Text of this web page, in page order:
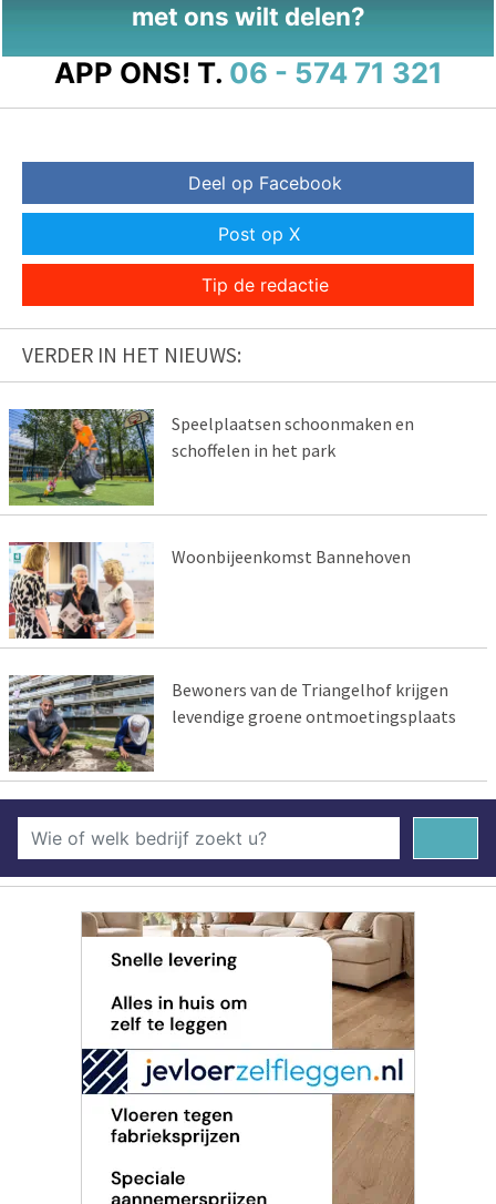
met ons wilt delen?
APP ONS! T. 06 - 574 71 321
Deel op Facebook
Post op X
Tip de redactie
VERDER IN HET NIEUWS:
Speelplaatsen schoonmaken en
schoffelen in het park
Woonbijeenkomst Bannehoven
Bewoners van de Triangelhof krijgen
levendige groene ontmoetingsplaats